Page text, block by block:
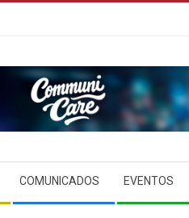
COMUNICADOS EVENTOS